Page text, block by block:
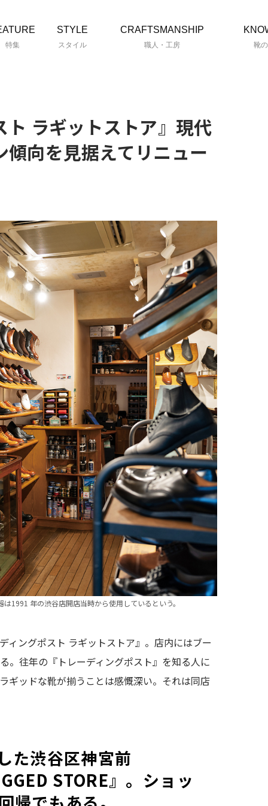
特集
STYLE
スタイル
CRAFTSMANSHIP
職人・工房
靴
ラギットストア』現代
向を見据えてリニュー
1991 年の渋谷店開店当時から使用しているという。
ィングポスト ラギットストア』。店内にはブー
。往年の『トレーディングポスト』を知る人に
ギッドな靴が揃うことは感慨深い。それは同店
た渋谷区神宮前
STORE』。ショッ